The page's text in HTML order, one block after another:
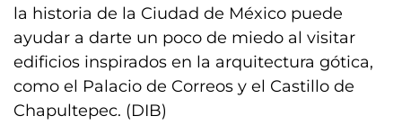
la historia de la Ciudad de México puede
ayudar a darte un poco de miedo al visitar
edificios inspirados en la arquitectura gótica,
como el Palacio de Correos y el Castillo de
Chapultepec. (DIB)